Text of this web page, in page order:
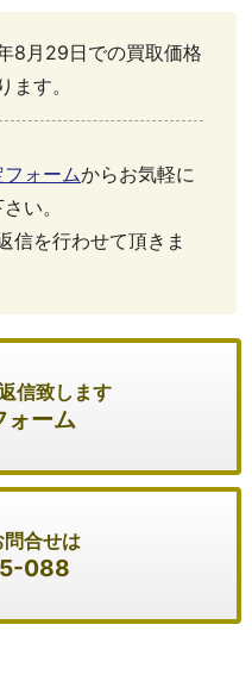
8月29日での買取価格
ます。
ォームからお気軽に
い。
信を行わせて頂きま
信致します
ォーム
合せは
088